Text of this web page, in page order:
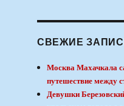
СВЕЖИЕ
Москва Махачкала
путешествие между
Девушки